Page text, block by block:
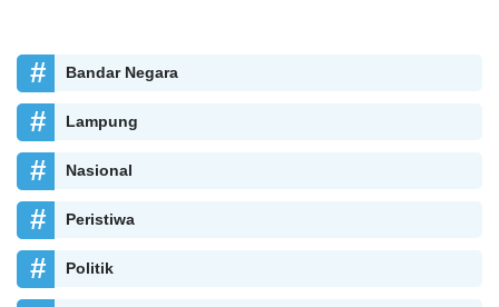
Bandar Negara
Lampung
Nasional
Peristiwa
Politik